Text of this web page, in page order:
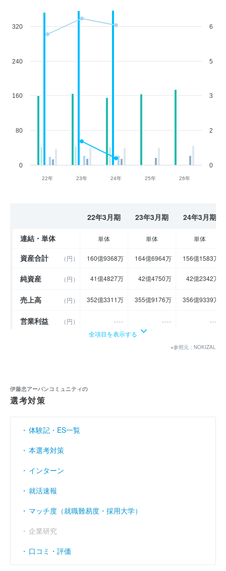
22年 23年 24年 25年 26年
0
80
160
240
320
0
2
3
5
6
22年3月期 23年3月期 24年3月期
連結・単体 単体 単体 単体
資産合計 （円） 160億9368万 164億6964万 156億1583万
純資産 （円） 41億4827万 42億4750万 42億2342万
売上高 （円） 352億3311万 355億9176万 356億9339万
営業利益 （円） ---- ---- ----
売上伸び率
経常利益率 （％）
全項目を表示する
※参照元：NOKIZAL
伊藤忠アーバンコミュニティの
選考対策
体験記・ES一覧
本選考対策
インターン
就活速報
マッチ度（就職難易度・採用大学）
企業研究
口コミ・評価